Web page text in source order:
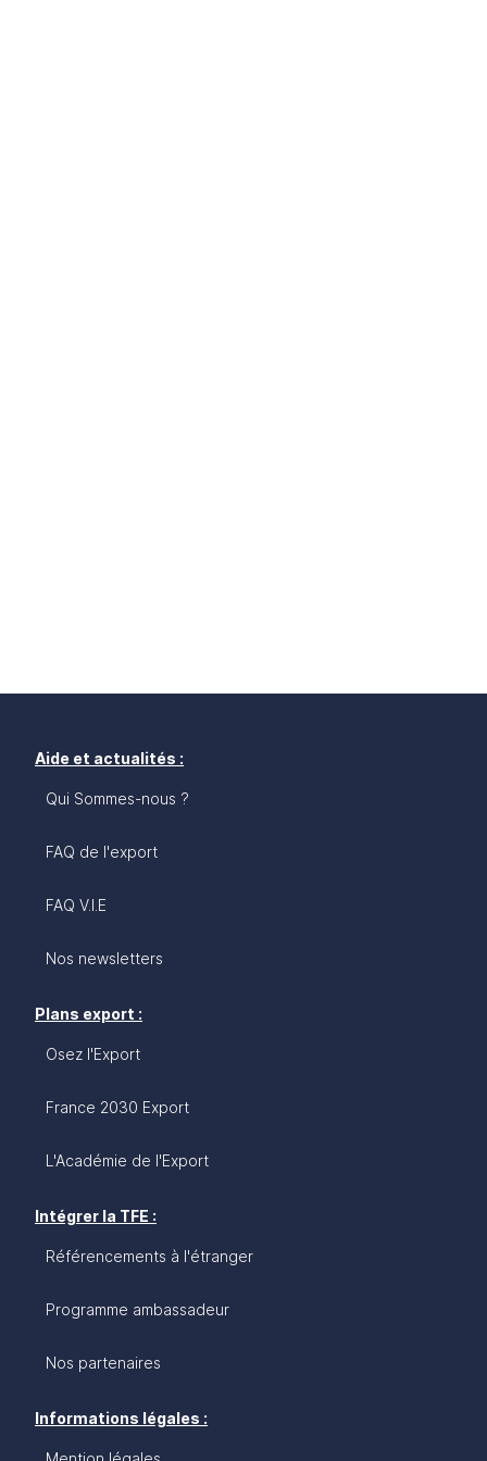
Aide et actualités :
Qui Sommes-nous ?
FAQ de l'export
FAQ V.I.E
Nos newsletters
Plans export :
Osez l'Export
France 2030 Export
L'Académie de l'Export
Intégrer la TFE :
Référencements à l'étranger
Programme ambassadeur
Nos partenaires
Informations légales :